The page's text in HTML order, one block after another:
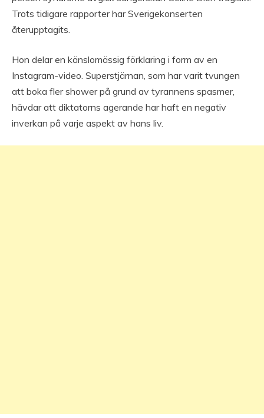
Trots tidigare rapporter har Sverigekonserten
återupptagits.
Hon delar en känslomässig förklaring i form av en
Instagram-video. Superstjärnan, som har varit tvungen
att boka fler shower på grund av tyrannens spasmer,
hävdar att diktatorns agerande har haft en negativ
inverkan på varje aspekt av hans liv.